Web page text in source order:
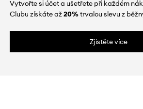
Vytvořte si účet a ušetřete při každém
Clubu získáte až20%trvalou slevu z
Zjistěte více